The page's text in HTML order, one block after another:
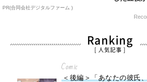
PR(合同会社デジタルファーム )
Ranking
[ 人気記事 ]
Comic
＜後編＞「あなたの彼氏